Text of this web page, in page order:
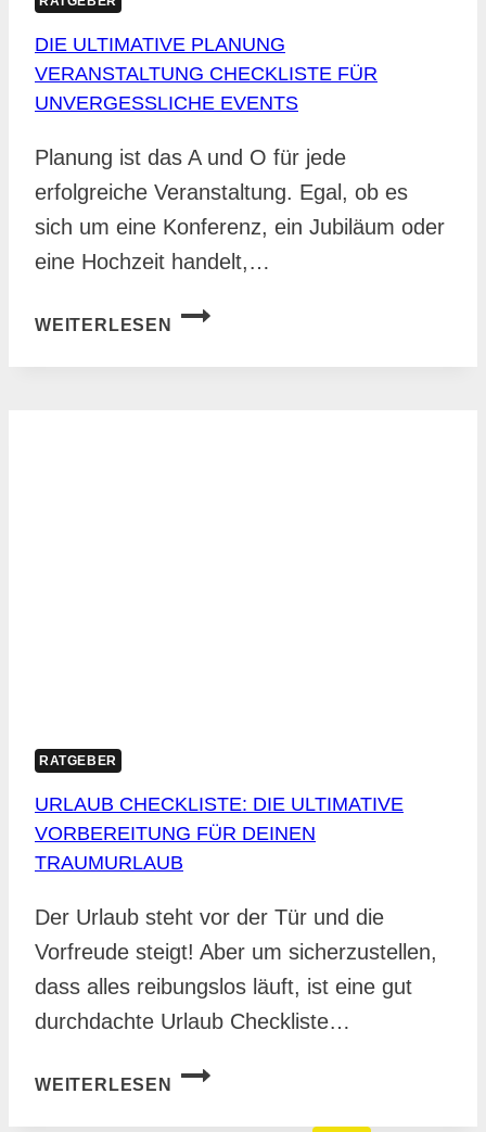
DIE ULTIMATIVE PLANUNG
VERANSTALTUNG CHECKLISTE FÜR
UNVERGESSLICHE EVENTS
Planung ist das A und O für jede
erfolgreiche Veranstaltung. Egal, ob es
sich um eine Konferenz, ein Jubiläum oder
eine Hochzeit handelt,…
WEITERLESEN
DIE
PLANUNG
RATGEBER
URLAUB CHECKLISTE: DIE ULTIMATIVE
VORBEREITUNG FÜR DEINEN
TRAUMURLAUB
Der Urlaub steht vor der Tür und die
Vorfreude steigt! Aber um sicherzustellen,
dass alles reibungslos läuft, ist eine gut
durchdachte Urlaub Checkliste…
WEITERLESEN
URLAUB
DIE